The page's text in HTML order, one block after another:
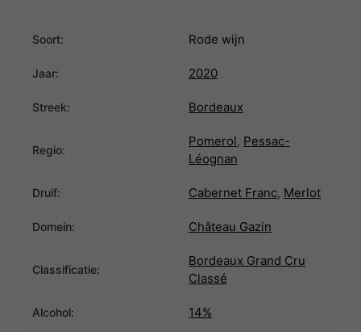
Soort: Rode wijn
Jaar: 2020
Streek: Bordeaux
Regio:
Pomerol, Pessac-
Léognan
Druif: Cabernet Franc, Merlot
Domein: Château Gazin
Classificatie:
Bordeaux Grand Cru
Classé
Alcohol: 14%